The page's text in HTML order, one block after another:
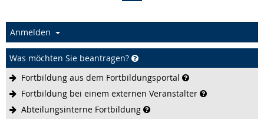
Anmelden
Was möchten Sie beantragen?
Fortbildung aus dem Fortbildungsportal
Fortbildung bei einem externen Veranstalter
Abteilungsinterne Fortbildung